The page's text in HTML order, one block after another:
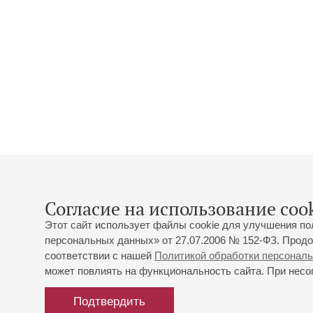
Согласие на использование
Этот сайт использует файлы cookie для улучшения
персональных данных» от 27.07.2006 № 152-ФЗ.
соответствии с нашей Политикой обработки
может повлиять на функциональность сайта. При
Подтвердить